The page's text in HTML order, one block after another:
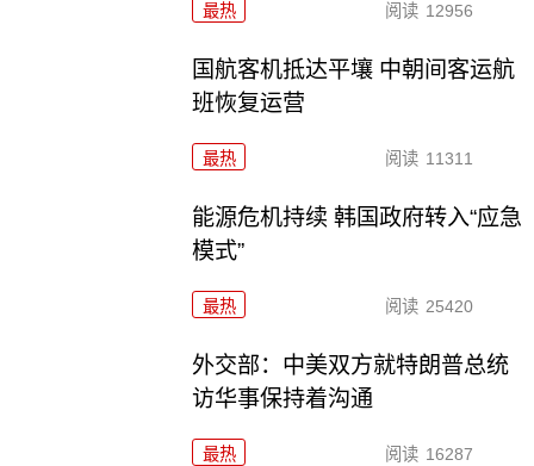
最热 阅读 12956
国航客机抵达平壤 中朝间客运航
班恢复运营
最热 阅读 11311
能源危机持续 韩国政府转入“应急
模式”
最热 阅读 25420
外交部：中美双方就特朗普总统
访华事保持着沟通
最热 阅读 16287